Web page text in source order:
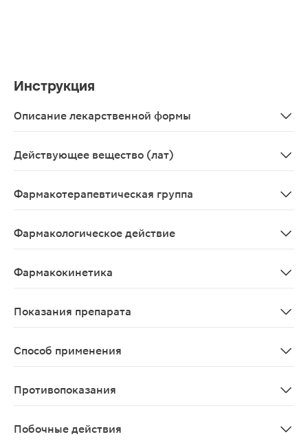
Инструкция
Описание лекарственной формы
Действующее вещество (лат)
Фармакотерапевтическая группа
Фармакологическое действие
Фармакокинетика
Показания препарата
Способ применения
Противопоказания
Побочные действия